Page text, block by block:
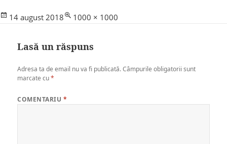
Posted
14 august 2018
Full
1000 × 1000
Lasă un răspuns
Adresa ta de email nu va fi publicată. Câmpurile obligatorii sunt
marcate cu*
COMENTARIU *